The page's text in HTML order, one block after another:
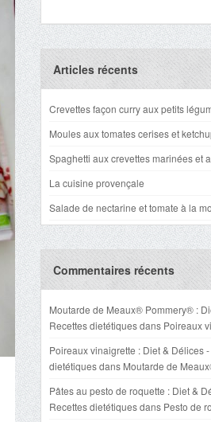
Articles récents
Crevettes façon curry aux petits
Moules aux tomates cerises et
Spaghetti aux crevettes marinées et
La cuisine provençale
Salade de nectarine et tomate à la
Commentaires récents
Moutarde de Meaux® Pommery® :
Recettes dietétiquesdans Poireaux
Poireaux vinaigrette : Diet & Délices
dietétiquesdans Moutarde de
Pâtes au pesto de roquette : Diet &
Recettes dietétiquesdans Pesto de